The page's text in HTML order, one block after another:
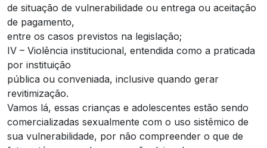
de situação de vulnerabilidade ou entrega ou aceitação
de pagamento,
entre os casos previstos na legislação;
IV – Violência institucional, entendida como a praticada
por instituição
pública ou conveniada, inclusive quando gerar
revitimização.
Vamos lá, essas crianças e adolescentes estão sendo
comercializadas sexualmente com o uso sistêmico de
sua vulnerabilidade, por não compreender o que de